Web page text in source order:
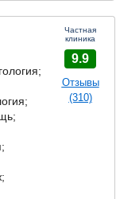
Частная
клиника
9.9
Отзывы
(310)